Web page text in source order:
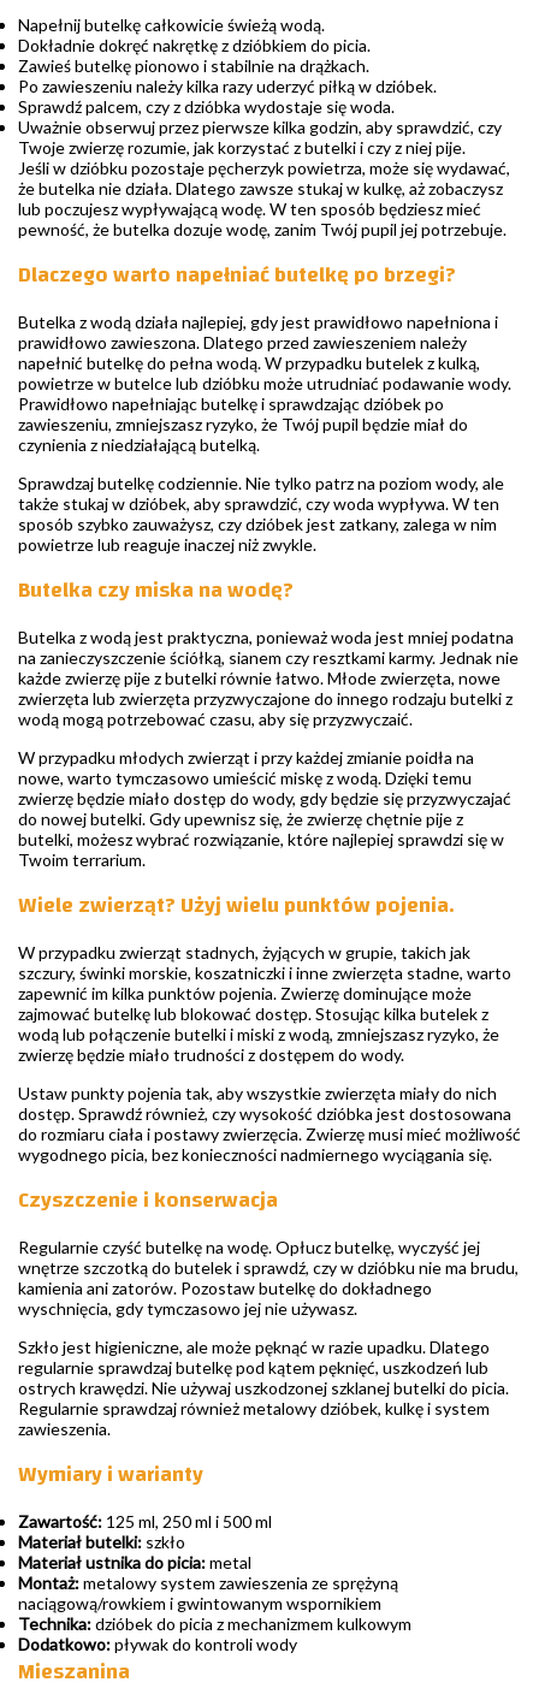
Napełnij butelkę całkowicie świeżą wodą.
Dokładnie dokręć nakrętkę z dzióbkiem do picia.
Zawieś butelkę pionowo i stabilnie na drążkach.
Po zawieszeniu należy kilka razy uderzyć piłką w dzióbek.
Sprawdź palcem, czy z dzióbka wydostaje się woda.
Uważnie obserwuj przez pierwsze kilka godzin, aby sprawdzić, czy
Twoje zwierzę rozumie, jak korzystać z butelki i czy z niej pije.
Jeśli w dzióbku pozostaje pęcherzyk powietrza, może się wydawać,
że butelka nie działa. Dlatego zawsze stukaj w kulkę, aż zobaczysz
lub poczujesz wypływającą wodę. W ten sposób będziesz mieć
pewność, że butelka dozuje wodę, zanim Twój pupil jej potrzebuje.
Dlaczego warto napełniać butelkę po brzegi?
Butelka z wodą działa najlepiej, gdy jest prawidłowo napełniona i
prawidłowo zawieszona. Dlatego przed zawieszeniem należy
napełnić butelkę do pełna wodą. W przypadku butelek z kulką,
powietrze w butelce lub dzióbku może utrudniać podawanie wody.
Prawidłowo napełniając butelkę i sprawdzając dzióbek po
zawieszeniu, zmniejszasz ryzyko, że Twój pupil będzie miał do
czynienia z niedziałającą butelką.
Sprawdzaj butelkę codziennie. Nie tylko patrz na poziom wody, ale
także stukaj w dzióbek, aby sprawdzić, czy woda wypływa. W ten
sposób szybko zauważysz, czy dzióbek jest zatkany, zalega w nim
powietrze lub reaguje inaczej niż zwykle.
Butelka czy miska na wodę?
Butelka z wodą jest praktyczna, ponieważ woda jest mniej podatna
na zanieczyszczenie ściółką, sianem czy resztkami karmy. Jednak nie
każde zwierzę pije z butelki równie łatwo. Młode zwierzęta, nowe
zwierzęta lub zwierzęta przyzwyczajone do innego rodzaju butelki z
wodą mogą potrzebować czasu, aby się przyzwyczaić.
W przypadku młodych zwierząt i przy każdej zmianie poidła na
nowe, warto tymczasowo umieścić miskę z wodą. Dzięki temu
zwierzę będzie miało dostęp do wody, gdy będzie się przyzwyczajać
do nowej butelki. Gdy upewnisz się, że zwierzę chętnie pije z
butelki, możesz wybrać rozwiązanie, które najlepiej sprawdzi się w
Twoim terrarium.
Wiele zwierząt? Użyj wielu punktów pojenia.
W przypadku zwierząt stadnych, żyjących w grupie, takich jak
szczury, świnki morskie, koszatniczki i inne zwierzęta stadne, warto
zapewnić im kilka punktów pojenia. Zwierzę dominujące może
zajmować butelkę lub blokować dostęp. Stosując kilka butelek z
wodą lub połączenie butelki i miski z wodą, zmniejszasz ryzyko, że
zwierzę będzie miało trudności z dostępem do wody.
Ustaw punkty pojenia tak, aby wszystkie zwierzęta miały do nich
dostęp. Sprawdź również, czy wysokość dzióbka jest dostosowana
do rozmiaru ciała i postawy zwierzęcia. Zwierzę musi mieć możliwość
wygodnego picia, bez konieczności nadmiernego wyciągania się.
Czyszczenie i konserwacja
Regularnie czyść butelkę na wodę. Opłucz butelkę, wyczyść jej
wnętrze szczotką do butelek i sprawdź, czy w dzióbku nie ma brudu,
kamienia ani zatorów. Pozostaw butelkę do dokładnego
wyschnięcia, gdy tymczasowo jej nie używasz.
Szkło jest higieniczne, ale może pęknąć w razie upadku. Dlatego
regularnie sprawdzaj butelkę pod kątem pęknięć, uszkodzeń lub
ostrych krawędzi. Nie używaj uszkodzonej szklanej butelki do picia.
Regularnie sprawdzaj również metalowy dzióbek, kulkę i system
zawieszenia.
Wymiary i warianty
Zawartość: 125 ml, 250 ml i 500 ml
Materiał butelki: szkło
Materiał ustnika do picia:metal
Montaż:metalowy system zawieszenia ze sprężyną
naciągową/rowkiem i gwintowanym wspornikiem
Technika:dzióbek do picia z mechanizmem kulkowym
Dodatkowo:pływak do kontroli wody
Mieszanina